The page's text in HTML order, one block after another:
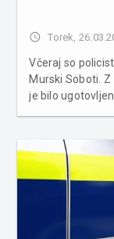
access_time Torek,
Včeraj so
Murski Soboti.
je bilo